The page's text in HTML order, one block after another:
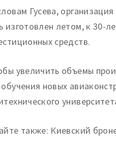
Гусева,
изготовлен летом, к 30-
средств.
увеличить объемы
новых
также: Киевский